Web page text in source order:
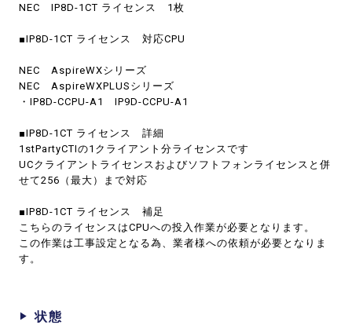
NEC IP8D-1CT ライセンス 1枚
■IP8D-1CT ライセンス 対応CPU
NEC AspireWXシリーズ
NEC AspireWXPLUSシリーズ
・IP8D-CCPU-A1 IP9D-CCPU-A1
■IP8D-1CT ライセンス 詳細
1stPartyCTIの1クライアント分ライセンスです
UCクライアントライセンスおよびソフトフォンライセンスと併
せて256（最大）まで対応
■IP8D-1CT ライセンス 補足
こちらのライセンスはCPUへの投入作業が必要となります。
この作業は工事設定となる為、業者様への依頼が必要となりま
す。
状態